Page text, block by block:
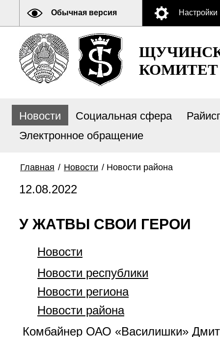
Обычная версия Настройки
КОМИТЕТ
Новости Социальная сфера
Электронное обращение
Главная / Новости / Новости района
12.08.2022
У ЖАТВЫ СВОИ ГЕРОИ
Новости
Новости республики
Новости региона
Новости района
Комбайнер ОАО «Василишки»